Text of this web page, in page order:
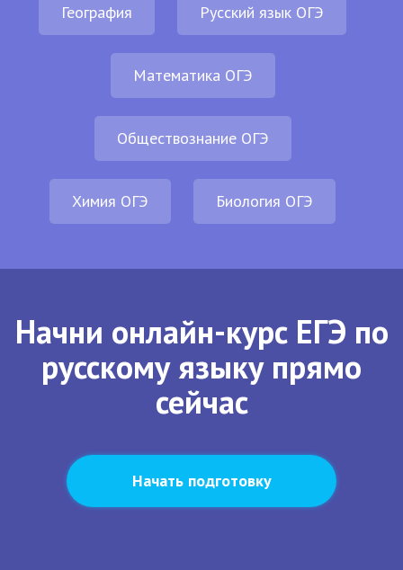
География Русский язык ОГЭ
Математика ОГЭ
Обществознание ОГЭ
Химия ОГЭ Биология ОГЭ
Начни онлайн-курс ЕГЭ по
русскому языку прямо
сейчас
Начать подготовку